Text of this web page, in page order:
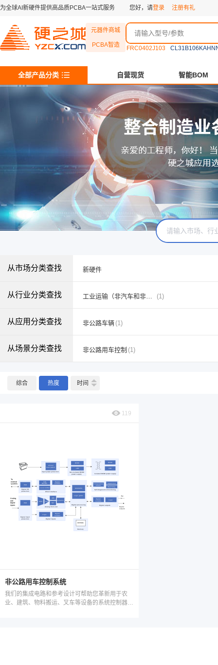
为全球AI新硬件提供高品质PCBA一站式服务 您好，请登录 注册有礼
元器件商城
PCBA智造 FRC0402J103
全部产品分类 自营现货 智能BOM
从市场分类查找 新硬件
从行业分类查找 工业运输（非汽车和非轻型卡车） (1)
从应用分类查找 非公路车辆 (1)
从场景分类查找 非公路用车控制 (1)
综合 热度 时间
119
非公路用车控制系统
我们的集成电路和参考设计可帮助您革新用于农
业、建筑、物料搬运、叉车等设备的系统控制器/